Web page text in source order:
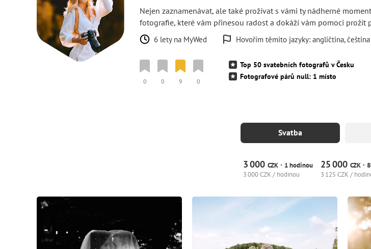
Nejen zaznamenávat, ale také prožívat s vámi ty nádherné
fotografie, které vám přinesou radost a dokáží vám pomoci prožít
6 lety na MyWed Hovořím těmito jazyky: angličtina, čeština
0 0 9 0
Top 50 svatebních fotografů v Česku
Fotografové párů null: 1 místo
Svatba
3000CZK · 1 hodinou
3000 CZK / hodinou
25000 CZK·
3 125 CZK /